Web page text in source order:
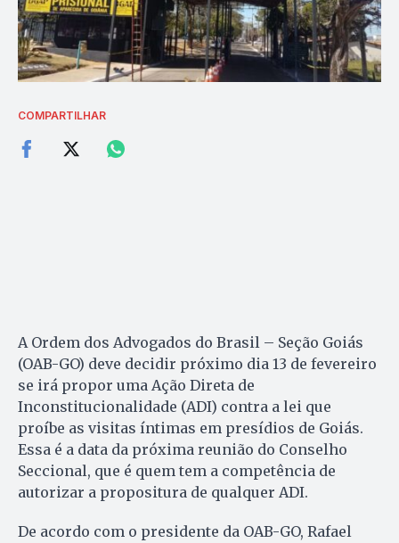
COMPARTILHAR
A Ordem dos Advogados do Brasil – Seção Goiás
(OAB-GO) deve decidir próximo dia 13 de fevereiro
se irá propor uma Ação Direta de
Inconstitucionalidade (ADI) contra a lei que
proíbe as visitas íntimas em presídios de Goiás.
Essa é a data da próxima reunião do Conselho
Seccional, que é quem tem a competência de
autorizar a propositura de qualquer ADI.
De acordo com o presidente da OAB-GO, Rafael